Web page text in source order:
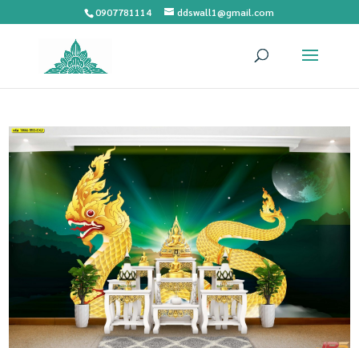
0907781114 ddswall1@gmail.com